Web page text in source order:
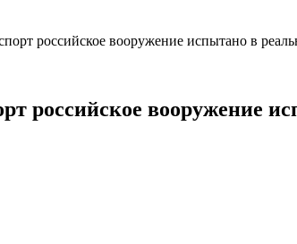
российское вооружение испытано в
российское вооружение